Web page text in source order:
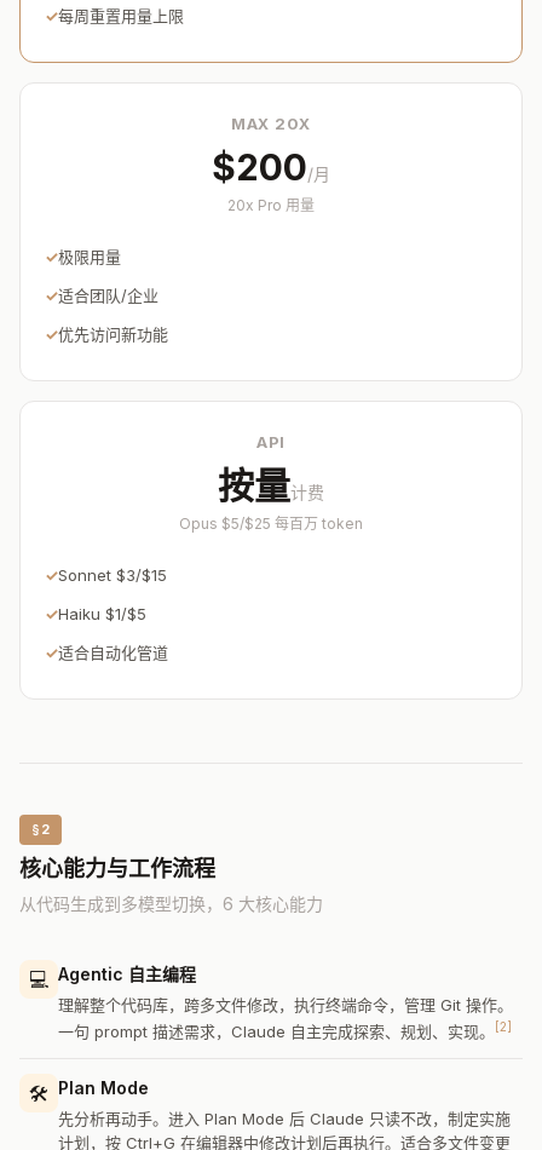
每周重置用量上限
MAX 20X
$200/月
20x Pro 用量
极限用量
适合团队/企业
优先访问新功能
API
按量计费
Opus $5/$25 每百万 token
Sonnet $3/$15
Haiku $1/$5
适合自动化管道
§2
核心能力与工作流程
从代码生成到多模型切换，6 大核心能力
💻 Agentic 自主编程
理解整个代码库，跨多文件修改，执行终端命令，管理 Git 操作。
一句 prompt 描述需求，Claude 自主完成探索、规划、实现。
[2]
🛠 Plan Mode
先分析再动手。进入 Plan Mode 后 Claude 只读不改，制定实施
计划，按 Ctrl+G 在编辑器中修改计划后再执行。适合多文件变更